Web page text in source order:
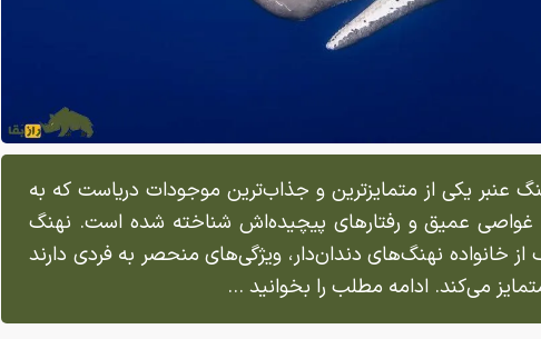
عنبر یکی از متمایزترین و جذاب‌ترین موجودات دریاست که به
غواصی عمیق و رفتار‌های پیچیده‌اش شناخته شده است. نهنگ
از خانواده نهنگ‌های دندان‌دار، ویژگی‌های منحصر به فردی دارند
می‌کند. ادامه مطلب را بخوانید ...